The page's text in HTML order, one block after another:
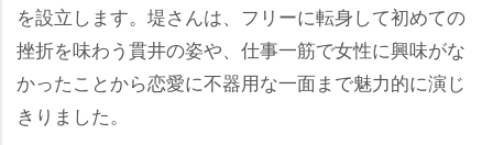
を設立します。堤さんは、フリーに転身して初めての
挫折を味わう貫井の姿や、仕事一筋で女性に興味がな
かったことから恋愛に不器用な一面まで魅力的に演じ
きりました。